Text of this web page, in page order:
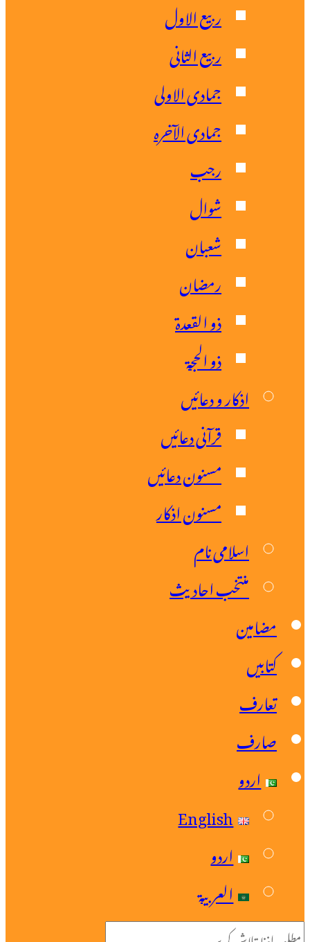
ربیع الاول
ربیع الثانی
جمادی الاولی
جمادی الآخرہ
رجب
شوال
شعبان
رمضان
ذو القعدۃ
ذو الحجۃ
اذکار و دعائیں
قرآنی دعائیں
مسنون دعائیں
مسنون اذکار
اسلامی نام
منتخب احادیث
اردو
English
اردو
العربية